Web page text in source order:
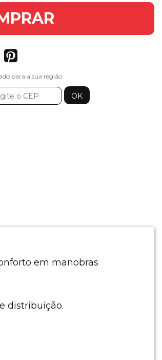
em manobras
distribuição.